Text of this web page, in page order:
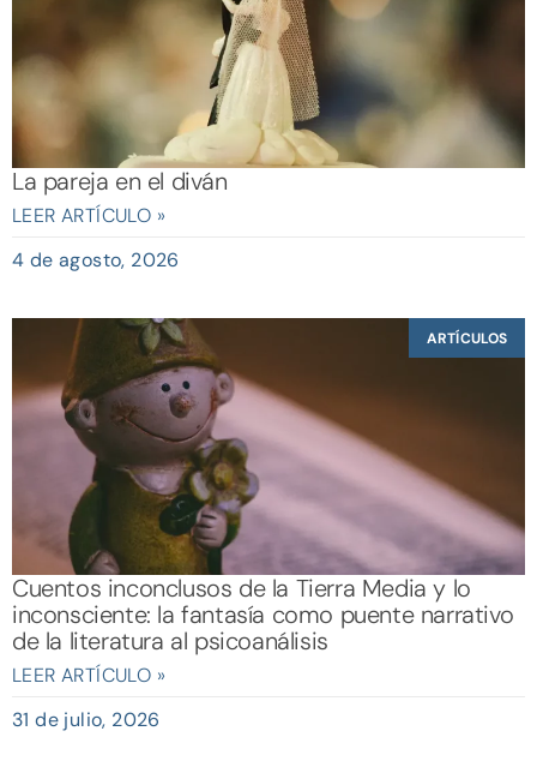
La pareja en el diván
LEER ARTÍCULO »
4 de agosto, 2026
ARTÍCULOS
Cuentos inconclusos de la Tierra Media y lo
inconsciente: la fantasía como puente narrativo
de la literatura al psicoanálisis
LEER ARTÍCULO »
31 de julio, 2026